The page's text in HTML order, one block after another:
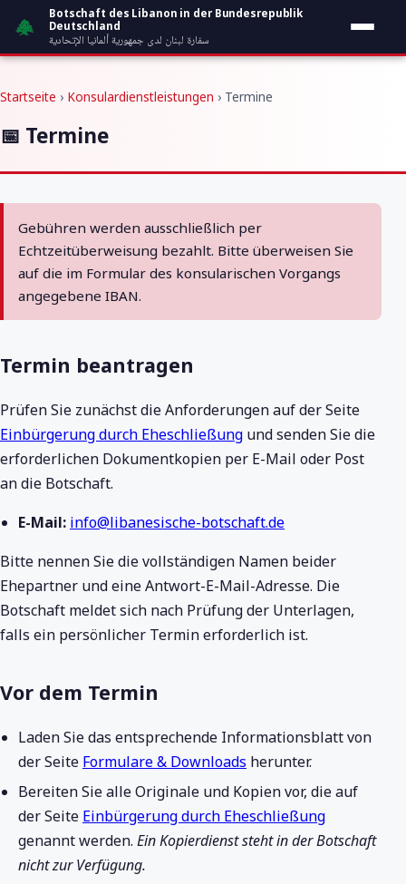
Zum Inhalt springen
Botschaft des Libanon in der Bundesrepublik
Deutschland
سفارة لبنان لدى جمهورية ألمانيا الإتحادية
Startseite › Konsulardienstleistungen › Termine
📅 Termine
Gebühren werden ausschließlich per
Echtzeitüberweisung bezahlt. Bitte überweisen Sie
auf die im Formular des konsularischen Vorgangs
angegebene IBAN.
Termin beantragen
Prüfen Sie zunächst die Anforderungen auf der Seite
Einbürgerung durch Eheschließung und senden Sie die
erforderlichen Dokumentkopien per E-Mail oder Post
an die Botschaft.
E-Mail: info@libanesische-botschaft.de
Bitte nennen Sie die vollständigen Namen beider
Ehepartner und eine Antwort-E-Mail-Adresse. Die
Botschaft meldet sich nach Prüfung der Unterlagen,
falls ein persönlicher Termin erforderlich ist.
Vor dem Termin
Laden Sie das entsprechende Informationsblatt von
der Seite Formulare & Downloads herunter.
Bereiten Sie alle Originale und Kopien vor, die auf
der Seite Einbürgerung durch Eheschließung
genannt werden. Ein Kopierdienst steht in der Botschaft
nicht zur Verfügung.